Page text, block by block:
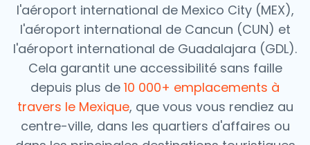
l'aéroport international de Mexico City (MEX),
l'aéroport international de Cancun (CUN) et
l'aéroport international de Guadalajara (GDL).
Cela garantit une accessibilité sans faille
depuis plus de 10 000+ emplacements à
travers le Mexique, que vous vous rendiez au
centre-ville, dans les quartiers d'affaires ou